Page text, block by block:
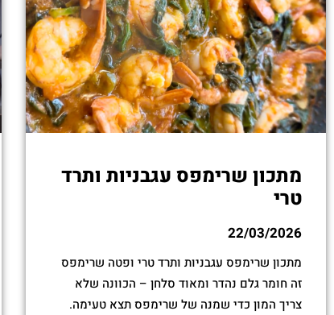
מתכון שרימפס עגבניות ותרד⁩
טרי
22/03/2026
מתכון שרימפס עגבניות ותרד⁩ טרי ופטה שרימפס
זה חומר גלם נהדר ומאוד סלחן – הכוונה שלא
צריך המון כדי שמנה של שרימפס תצא טעימה.